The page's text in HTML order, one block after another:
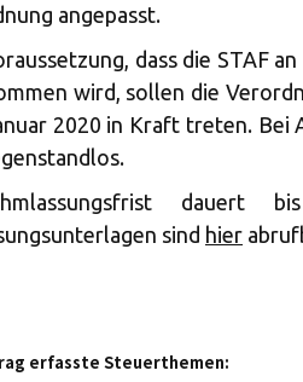
angepasst.
dass die STAF
wird, sollen die
2020 in Kraft treten. Bei
sind hier
erfasste Steuerthemen: